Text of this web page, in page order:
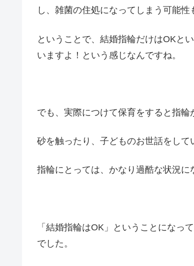
し、雑菌の住処になってしまう可能性
ということで、結婚指輪だけはOKと
いますよ！という感じなんですね。
でも、実際につけて保育をすると指輪
砂を触ったり、子どものお世話をして
指輪にとっては、かなり過酷な状況に
「結婚指輪はOK」ということになっ
でした。